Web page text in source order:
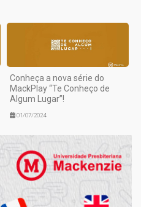
Conheça a nova série do
MackPlay “Te Conheço de
Algum Lugar”!
01/07/2024